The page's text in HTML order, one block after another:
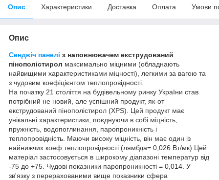
Опис Характеристики Доставка Оплата Умови
Опис
Сендвіч панелі з наповнювачем екструдований
пінополістирол максимально міцними (обладнають
найвищими характеристиками міцності), легкими за вагою та
з чудовим коефіцієнтом теплопровідності.
На початку 21 століття на будівельному ринку України став
потрібний не новий, але успішний продукт, як-от
екструдований пінополістирол (XPS). Цей продукт має
унікальні характеристики, поєднуючи в собі міцність,
пружність, водопоглинання, паропроникність і
теплопровідність. Маючи високу міцність, він має один із
найнижчих коеф теплопровідності (лямбда= 0,026 Вт/мк) Цей
матеріал застосовується в широкому діапазоні температур від
-75 до +75. Чудові показники паропроникності = 0,014. У
зв'язку з перерахованими вище показники сфера